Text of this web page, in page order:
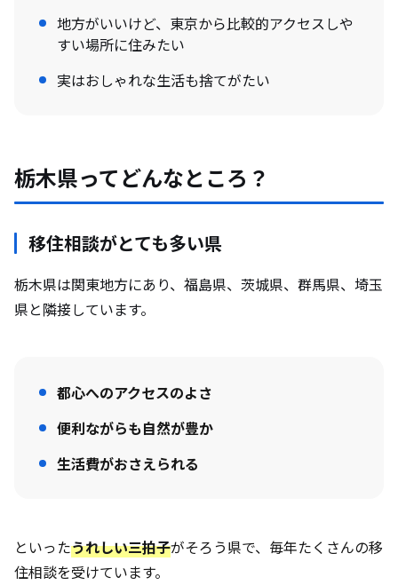
地方がいいけど、東京から比較的アクセスしや
すい場所に住みたい
実はおしゃれな生活も捨てがたい
栃木県ってどんなところ？
移住相談がとても多い県
栃木県は関東地方にあり、福島県、茨城県、群馬県、埼玉
県と隣接しています。
都心へのアクセスのよさ
便利ながらも自然が豊か
生活費がおさえられる
といったうれしい三拍子がそろう県で、毎年たくさんの移
住相談を受けています。